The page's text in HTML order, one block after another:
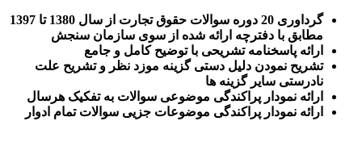
گرداوری 20 دوره سوالات حقوق تجارت از سال 1380 تا 1397
مطابق با دفترچه ارائه شده از سوی سازمان سنجش
ارائه پاسخنامه تشریحی با توضیح کامل و جامع
تشریح نمودن دلیل دستی گزینه موزد نظر و تشریح علت
نادرستی سایر گزینه ها
ارائه نمودار پراکندگی موضوعی سوالات به تفکیک هرسال
رائه نمودار پراکندگی موضوعات جزیی سوالات تمام ادوار